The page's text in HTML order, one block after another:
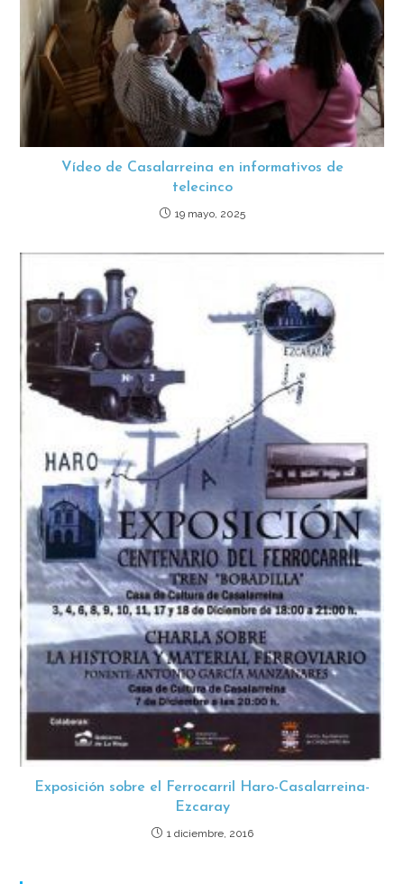
Vídeo de Casalarreina en informativos de
telecinco
19 mayo, 2025
Exposición sobre el Ferrocarril Haro-Casalarreina-
Ezcaray
1 diciembre, 2016